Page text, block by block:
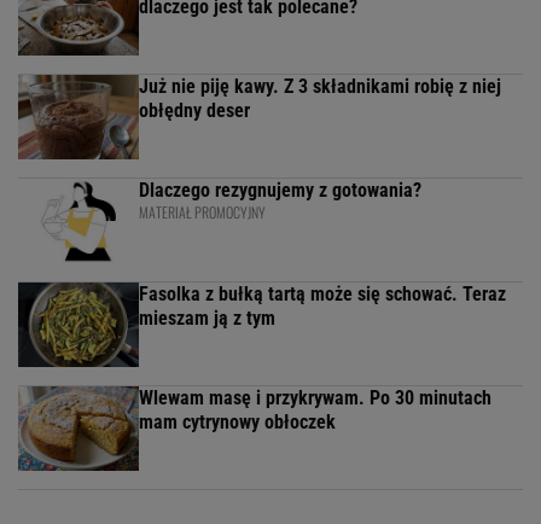
dlaczego jest tak polecane?
Już nie piję kawy. Z 3 składnikami robię z niej
obłędny deser
Dlaczego rezygnujemy z gotowania?
MATERIAŁ PROMOCYJNY
Fasolka z bułką tartą może się schować. Teraz
mieszam ją z tym
Wlewam masę i przykrywam. Po 30 minutach
mam cytrynowy obłoczek